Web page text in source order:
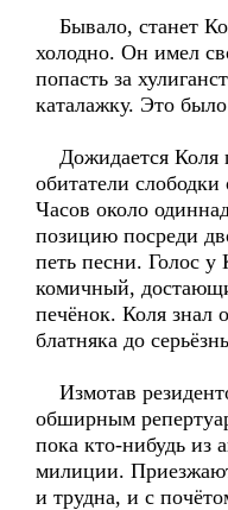
Бывало, станет
холодно. Он имел
попасть за
каталажку. Это
Дожидается Коля
обитатели
Часов около
позицию посреди
петь песни. Голос
комичный,
печёнок. Коля знал
блатняка до
Измотав
обширным
пока кто-нибудь из
милиции.
и трудна, и с